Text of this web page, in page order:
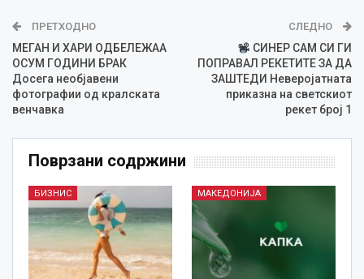
ПРЕТХОДНО
МЕГАН И ХАРИ ОДБЕЛЕЖАА
ОСУМ ГОДИНИ БРАК
Досега необјавени
фотографии од кралската
венчавка
СЛЕДНО
СИНЕР САМ СИ ГИ
ПОПРАВАЛ РЕКЕТИТЕ ЗА ДА
ЗАШТЕДИ Неверојатната
приказна на светскиот
рекет број 1
Поврзани содржини
БИЗНИС МАКЕДОНИЈА